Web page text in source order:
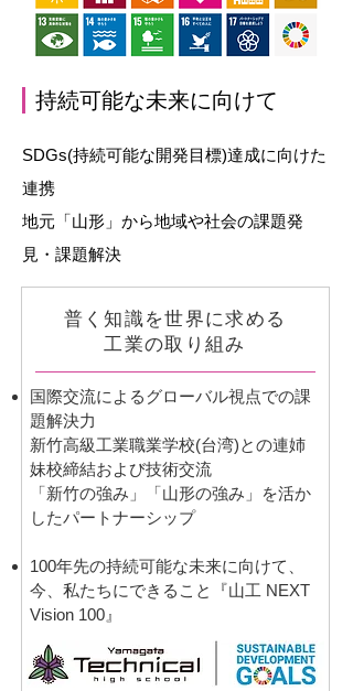
​持続可能な未来に向けて
SDGs(持続可能な開発目標)達成に向けた
連携
地元「山形」から地域や社会の課題発
見・課題解決
普く知識を世界に求める
工業の取り組み
国際交流によるグローバル視点での課
題解決力
新竹高級工業職業学校(台湾)との連姉
妹校締結および技術交流
「新竹の強み」「山形の強み」を活か
したパートナーシップ
100年先の持続可能な未来に向けて、
今、私たちにできること『山工 NEXT
Vision 100』